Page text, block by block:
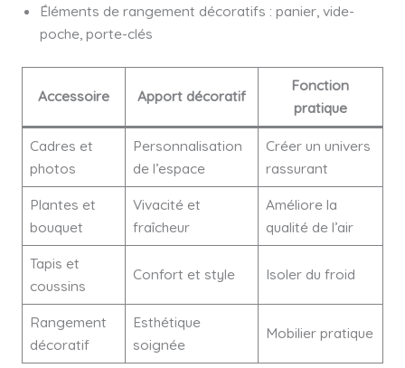
Éléments de rangement décoratifs : panier, vide-
poche, porte-clés
Accessoire Apport décoratif
Fonction
pratique
Cadres et
photos
Personnalisation
de l’espace
Créer un univers
rassurant
Plantes et
bouquet
Vivacité et
fraîcheur
Améliore la
qualité de l’air
Tapis et
coussins
Confort et style Isoler du froid
Rangement
décoratif
Esthétique
soignée
Mobilier pratique